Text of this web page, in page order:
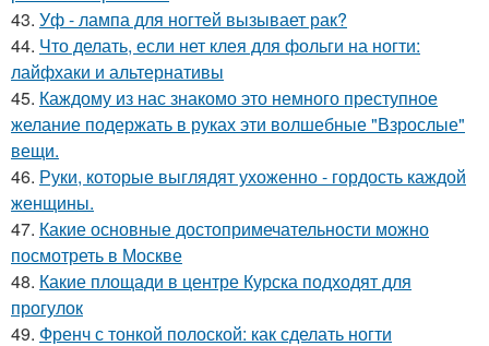
43. Уф - лампа для ногтей вызывает рак?
44. Что делать, если нет клея для фольги на ногти:
лайфхаки и альтернативы
45. Каждому из нас знакомо это немного преступное
желание подержать в руках эти волшебные "Взрослые"
вещи.
46. Руки, которые выглядят ухоженно - гордость каждой
женщины.
47. Какие основные достопримечательности можно
посмотреть в Москве
48. Какие площади в центре Курска подходят для
прогулок
49. Френч с тонкой полоской: как сделать ногти